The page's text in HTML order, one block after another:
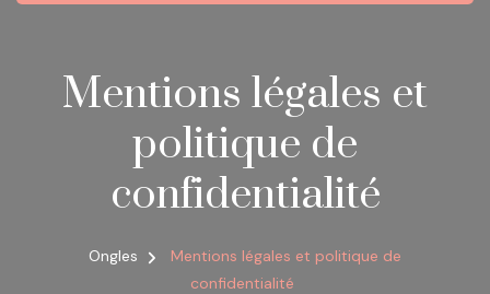
Mentions légales et
politique de
confidentialité
Ongles
Mentions légales et politique de
confidentialité